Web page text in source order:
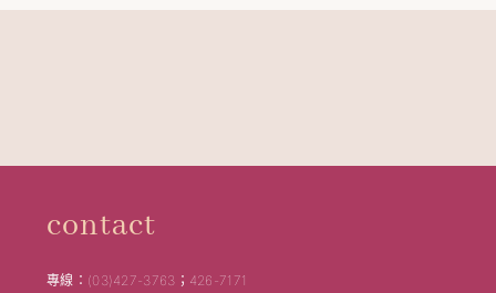
contact
專線：(03)427-3763；426-7171